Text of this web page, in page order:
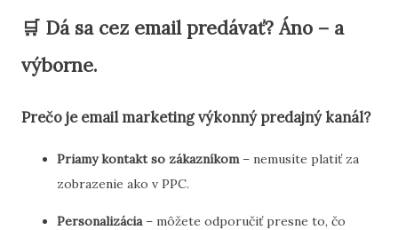
🛒 Dá sa cez email predávať? Áno – a
výborne.
Prečo je email marketing výkonný predajný kanál?
Priamy kontakt so zákazníkom– nemusíte platiť za
zobrazenie ako v PPC.
Personalizácia– môžete odporučiť presne to, čo